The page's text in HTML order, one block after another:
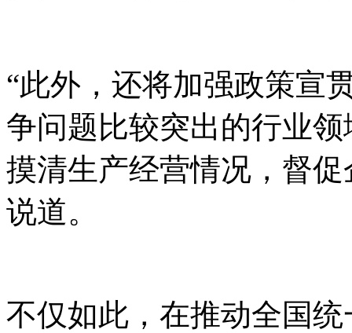
“此外，还将加强政策宣
争问题比较突出的行业
摸清生产经营情况，督
说道。
不仅如此，在推动全国